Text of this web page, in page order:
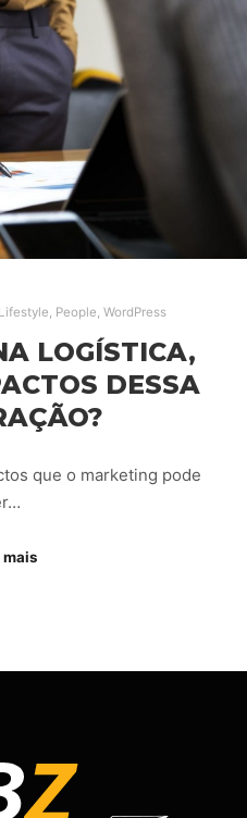
Lifestyle, People, WordPress
LOGÍSTICA,
DESSA
que o marketing pode
mais